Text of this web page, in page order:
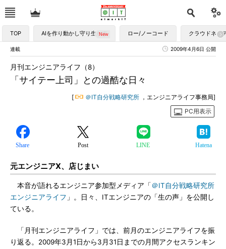
TOP AIを作り動かし守り生かす ロー/ノーコード クラウドネイ
連載 2009年4月6日 公開
「サイテー上司」との過酷な日々
月刊エンジニアライフ（8）
[ ＠IT自分戦略研究所 ，エンジニアライフ事務局]
PC用表示
Share Post LINE Hatena
元エンジニアX、店じまい
本音が語れるエンジニア参加型メディア「＠IT自分戦略研究所
エンジニアライフ 」。日々、ITエンジニアの「生の声」を公開し
ている。
「月刊エンジニアライフ」では、前月のエンジニアライフを振
り返る。2009年3月1日から3月31日までの月間アクセスランキン